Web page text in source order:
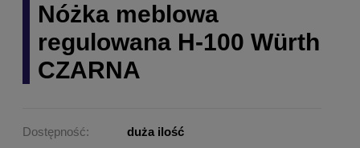
Nóżka meblowa
regulowana H-100 Würth
CZARNA
Dostępność:
duża ilość